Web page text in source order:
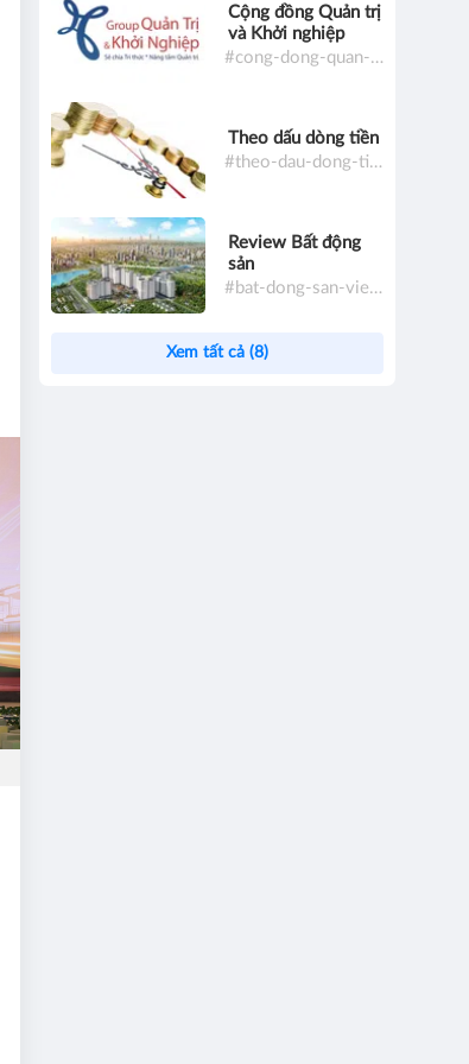
Cộng đồng Quản trị
và Khởi nghiệp
#cong-dong-quan-tri-va-khoi-nghiep
Theo dấu dòng tiền
#theo-dau-dong-tien
Review Bất động
sản
#bat-dong-san-viet-nam
Xem tất cả (8)